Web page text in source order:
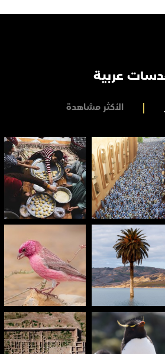
عربية
الأكثر مشاهدة